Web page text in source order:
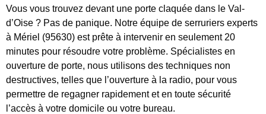
Vous vous trouvez devant une porte claquée dans le Val-
d’Oise ? Pas de panique. Notre équipe de serruriers experts
à Mériel (95630) est prête à intervenir en seulement 20
minutes pour résoudre votre problème. Spécialistes en
ouverture de porte, nous utilisons des techniques non
destructives, telles que l’ouverture à la radio, pour vous
permettre de regagner rapidement et en toute sécurité
l’accès à votre domicile ou votre bureau.